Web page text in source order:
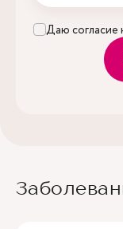
Даю согласие